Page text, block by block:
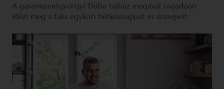
A garamszentgyörgyi Duba tájház magával ragadóan
idézi meg a falu egykori hétköznapjait és ünnepeit